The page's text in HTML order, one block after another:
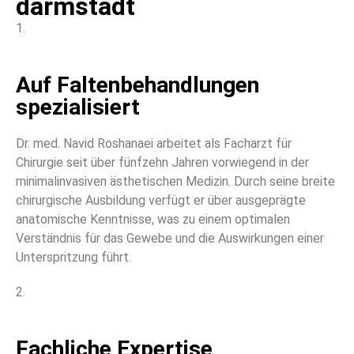
darmstadt
1.
Auf Faltenbehandlungen
spezialisiert
Dr. med. Navid Roshanaei arbeitet als Facharzt für
Chirurgie seit über fünfzehn Jahren vorwiegend in der
minimalinvasiven ästhetischen Medizin. Durch seine breite
chirurgische Ausbildung verfügt er über ausgeprägte
anatomische Kenntnisse, was zu einem optimalen
Verständnis für das Gewebe und die Auswirkungen einer
Unterspritzung führt.
2.